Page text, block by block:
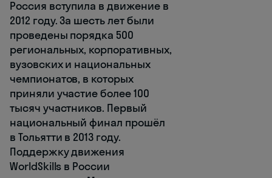
Россия вступила в движение в
2012 году. За шесть лет были
проведены порядка 500
региональных, корпоративных,
вузовских и национальных
чемпионатов, в которых
приняли участие более 100
тысяч участников. Первый
национальный финал прошёл
в Тольятти в 2013 году.
Поддержку движения
WorldSkills в России